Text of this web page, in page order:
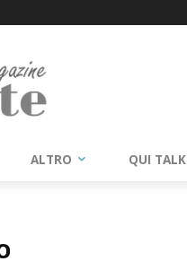
ALTRO QUI TALK